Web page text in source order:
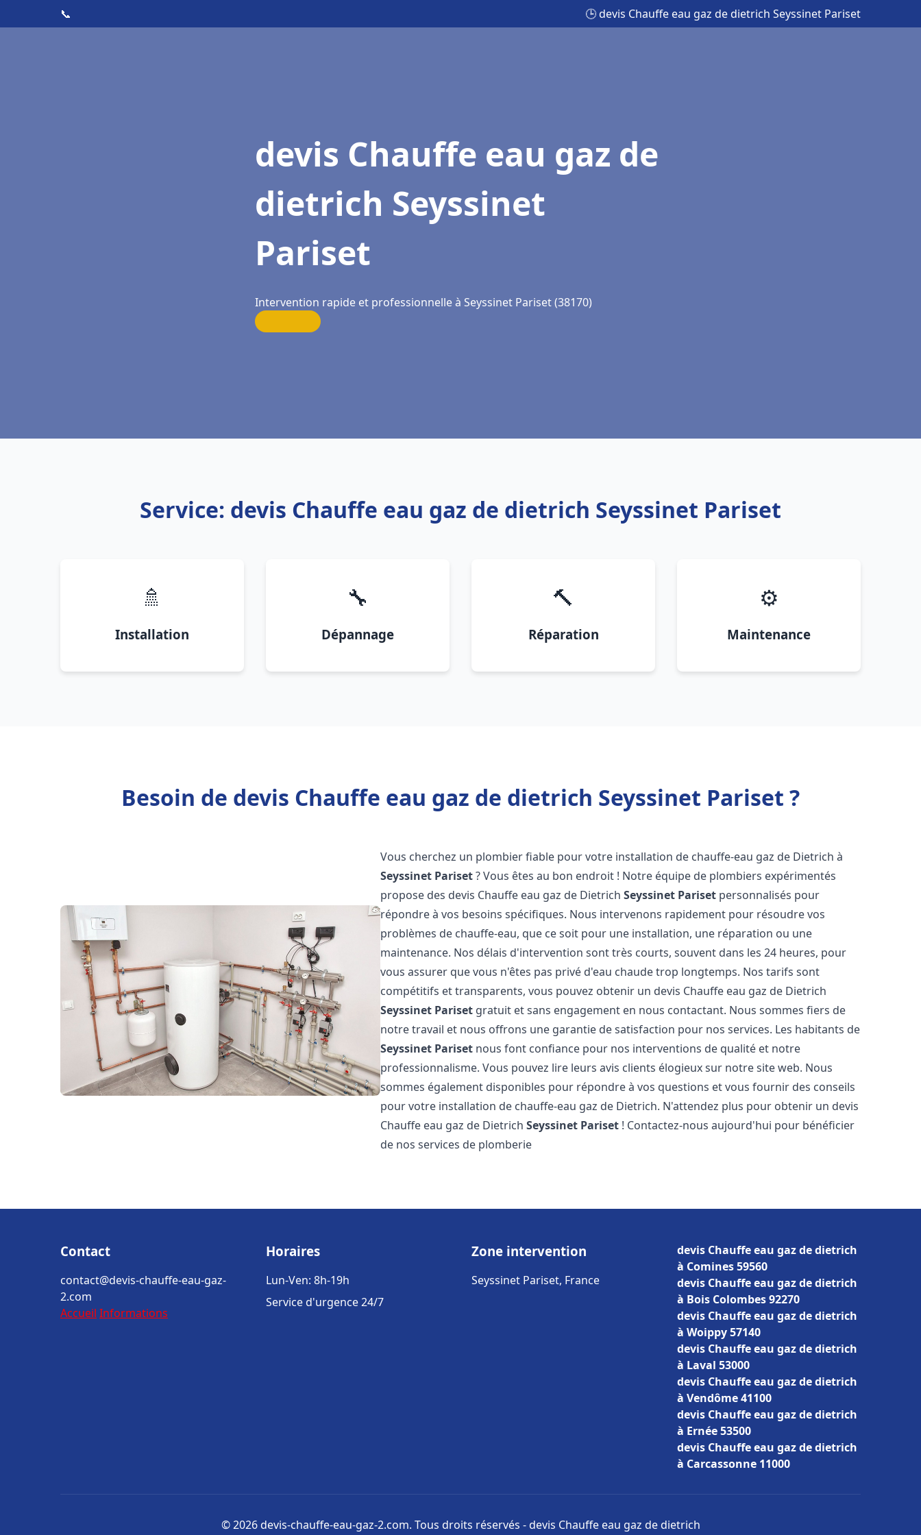
📞 🕒 devis Chauffe eau gaz de dietrich Seyssinet Pariset
devis Chauffe eau gaz de
dietrich Seyssinet
Pariset
Intervention rapide et professionnelle à Seyssinet Pariset (38170)
Service: devis Chauffe eau gaz de dietrich Seyssinet Pariset
🚿
Installation
🔧
Dépannage
🔨
Réparation
⚙️
Maintenance
Besoin de devis Chauffe eau gaz de dietrich Seyssinet Pariset ?
Vous cherchez un plombier fiable pour votre installation de chauffe-eau gaz de Dietrich à
Seyssinet Pariset? Vous êtes au bon endroit ! Notre équipe de plombiers expérimentés
propose des devis Chauffe eau gaz de DietrichSeyssinet Pariset personnalisés pour
répondre à vos besoins spécifiques. Nous intervenons rapidement pour résoudre vos
problèmes de chauffe-eau, que ce soit pour une installation, une réparation ou une
maintenance. Nos délais d'intervention sont très courts, souvent dans les 24 heures, pour
vous assurer que vous n'êtes pas privé d'eau chaude trop longtemps. Nos tarifs sont
compétitifs et transparents, vous pouvez obtenir un devis Chauffe eau gaz de Dietrich
Seyssinet Pariset gratuit et sans engagement en nous contactant. Nous sommes fiers de
notre travail et nous offrons une garantie de satisfaction pour nos services. Les habitants de
Seyssinet Pariset nous font confiance pour nos interventions de qualité et notre
professionnalisme. Vous pouvez lire leurs avis clients élogieux sur notre site web. Nous
sommes également disponibles pour répondre à vos questions et vous fournir des conseils
pour votre installation de chauffe-eau gaz de Dietrich. N'attendez plus pour obtenir un devis
Chauffe eau gaz de DietrichSeyssinet Pariset ! Contactez-nous aujourd'hui pour bénéficier
de nos services de plomberie
Contact
contact@devis-chauffe-eau-gaz-
2.com
Accueil Informations
Horaires
Lun-Ven: 8h-19h
Service d'urgence 24/7
Zone intervention
Seyssinet Pariset, France
devis Chauffe eau gaz de dietrich
à Comines 59560
devis Chauffe eau gaz de dietrich
à Bois Colombes 92270
devis Chauffe eau gaz de dietrich
à Woippy 57140
devis Chauffe eau gaz de dietrich
à Laval 53000
devis Chauffe eau gaz de dietrich
à Vendôme 41100
devis Chauffe eau gaz de dietrich
à Ernée 53500
devis Chauffe eau gaz de dietrich
à Carcassonne 11000
© 2026 devis-chauffe-eau-gaz-2.com. Tous droits réservés - devis Chauffe eau gaz de dietrich